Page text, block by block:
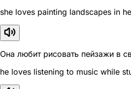
she loves painting landscapes in
Она любит рисовать пейзажи в
he loves listening to music while